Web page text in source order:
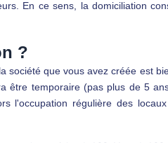
En ce sens, la domiciliation
?
société que vous avez créée est
être temporaire (pas plus de 5
l'occupation régulière des